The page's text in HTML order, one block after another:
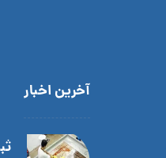
آخرین اخبار